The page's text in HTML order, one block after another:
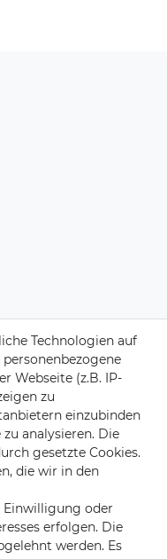
Technologien auf
Webseite (z.B. IP-
zu
einzubinden
analysieren. Die
gesetzte Cookies.
die wir in den
oder
erfolgen. Die
werden. Es